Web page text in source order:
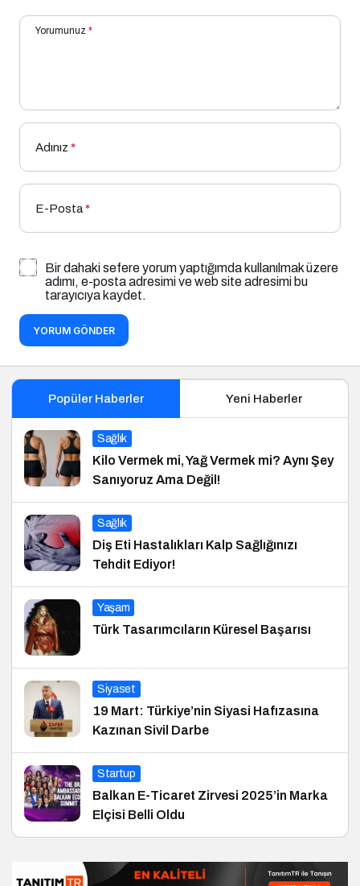
Yorumunuz *
Adınız *
E-Posta*
Bir dahaki sefere yorum yaptığımda kullanılmak üzere
adımı, e-posta adresimi ve web site adresimi bu
tarayıcıya kaydet.
YORUM GÖNDER
Popüler Haberler Yeni Haberler
Sağlık
Kilo Vermek mi, Yağ Vermek mi? Aynı Şey
Sanıyoruz Ama Değil!
Sağlık
Diş Eti Hastalıkları Kalp Sağlığınızı
Tehdit Ediyor!
Yaşam
Türk Tasarımcıların Küresel Başarısı
Siyaset
19 Mart: Türkiye’nin Siyasi Hafızasına
Kazınan Sivil Darbe
Startup
Balkan E-Ticaret Zirvesi 2025’in Marka
Elçisi Belli Oldu